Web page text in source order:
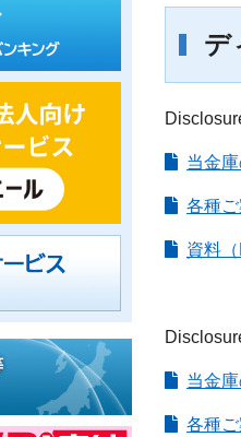
デ
当金
各種ご
資料（
当金
各種ご